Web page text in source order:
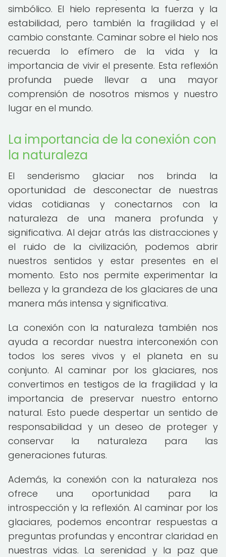
simbólico. El hielo representa la fuerza y la
estabilidad, pero también la fragilidad y el
cambio constante. Caminar sobre el hielo nos
recuerda lo efímero de la vida y la
importancia de vivir el presente. Esta reflexión
profunda puede llevar a una mayor
comprensión de nosotros mismos y nuestro
lugar en el mundo.
La importancia de la conexión con
la naturaleza
El senderismo glaciar nos brinda la
oportunidad de desconectar de nuestras
vidas cotidianas y conectarnos con la
naturaleza de una manera profunda y
significativa. Al dejar atrás las distracciones y
el ruido de la civilización, podemos abrir
nuestros sentidos y estar presentes en el
momento. Esto nos permite experimentar la
belleza y la grandeza de los glaciares de una
manera más intensa y significativa.
La conexión con la naturaleza también nos
ayuda a recordar nuestra interconexión con
todos los seres vivos y el planeta en su
conjunto. Al caminar por los glaciares, nos
convertimos en testigos de la fragilidad y la
importancia de preservar nuestro entorno
natural. Esto puede despertar un sentido de
responsabilidad y un deseo de proteger y
conservar la naturaleza para las
generaciones futuras.
Además, la conexión con la naturaleza nos
ofrece una oportunidad para la
introspección y la reflexión. Al caminar por los
glaciares, podemos encontrar respuestas a
preguntas profundas y encontrar claridad en
nuestras vidas. La serenidad y la paz que